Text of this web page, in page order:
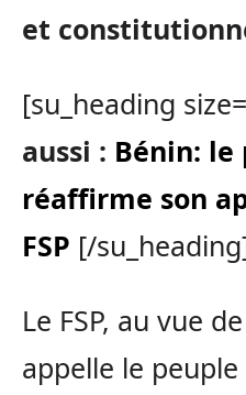
et
[su_heading
aussi : Bénin: le
réaffirme son
FSP [/
Le FSP, au vue
appelle le